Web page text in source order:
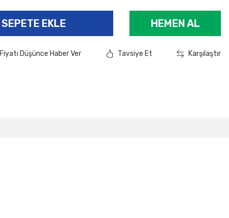
SEPETE EKLE HEMEN AL
Fiyatı Düşünce Haber Ver Tavsiye Et Karşılaştır